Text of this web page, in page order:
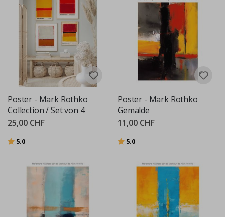
Poster - Mark Rothko
Collection / Set von 4
25,00 CHF
Bewertung:
5.0
Poster - Mark Rothko
Gemälde
11,00 CHF
Bewertung:
5.0